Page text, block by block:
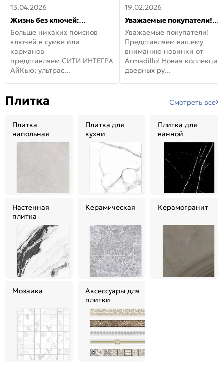
13.04.2026
Жизнь без ключей:
встречайте новую дверь
СИТИ ИНТЕГРА АйКью!
Больше никаких поисков
ключей в сумке или
карманов —
представляем СИТИ ИНТЕГРА
АйКью: ультрас...
19.02.2026
Уважаемые покупатели!
Представляем вашему
вниманию новинки от
Armadillo!
Уважаемые покупатели!
Представляем вашему
вниманию новинки от
Armadillo! Новая коллекция
дверных ру...
Плитка Смотреть все
Плитка
напольная
Плитка для
кухни
Плитка для
ванной
Настенная
плитка
Керамическая Керамогранит
Мозаика
Аксессуары для
плитки